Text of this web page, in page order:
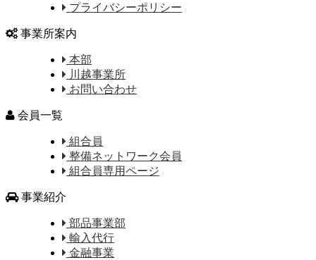
プライバシーポリシー
事業所案内
本部
川越事業所
お問い合わせ
会員一覧
組合員
整備ネットワーク会員
組合員専用ページ
事業紹介
部品事業部
輸入代行
金融事業